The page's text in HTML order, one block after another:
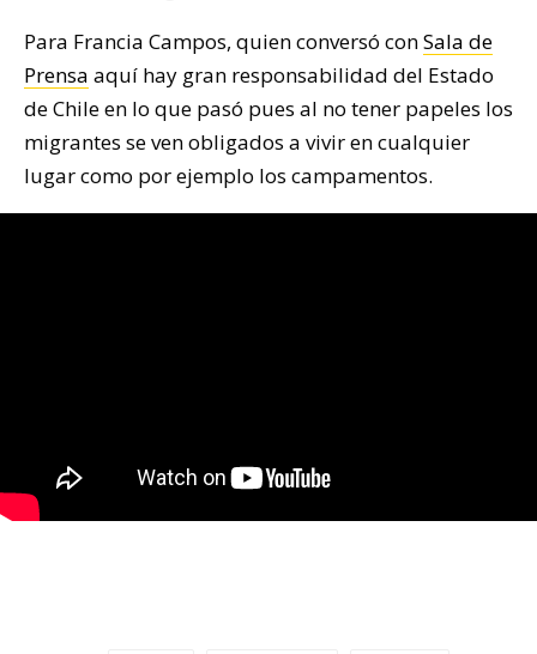
Para Francia Campos, quien conversó conSala de
Prensa aquí hay gran responsabilidad del Estado
de Chile en lo que pasó pues al no tener papeles los
migrantes se ven obligados a vivir en cualquier
lugar como por ejemplo los campamentos.